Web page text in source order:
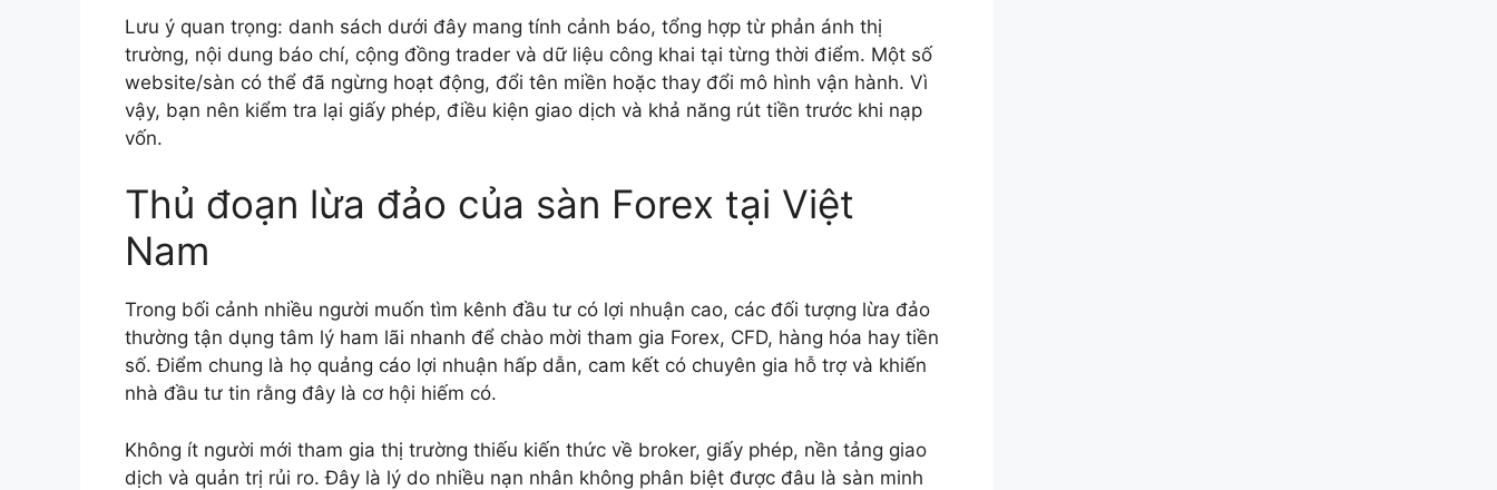
Lưu ý quan trọng: danh sách dưới đây mang tính cảnh báo, tổng hợp từ phản ánh thị
trường, nội dung báo chí, cộng đồng trader và dữ liệu công khai tại từng thời điểm. Một số
website/sàn có thể đã ngừng hoạt động, đổi tên miền hoặc thay đổi mô hình vận hành. Vì
vậy, bạn nên kiểm tra lại giấy phép, điều kiện giao dịch và khả năng rút tiền trước khi nạp
vốn.
Thủ đoạn lừa đảo của sàn Forex tại Việt
Nam
Trong bối cảnh nhiều người muốn tìm kênh đầu tư có lợi nhuận cao, các đối tượng lừa đảo
thường tận dụng tâm lý ham lãi nhanh để chào mời tham gia Forex, CFD, hàng hóa hay tiền
số. Điểm chung là họ quảng cáo lợi nhuận hấp dẫn, cam kết có chuyên gia hỗ trợ và khiến
nhà đầu tư tin rằng đây là cơ hội hiếm có.
Không ít người mới tham gia thị trường thiếu kiến thức về broker, giấy phép, nền tảng giao
dịch và quản trị rủi ro. Đây là lý do nhiều nạn nhân không phân biệt được đâu là sàn minh